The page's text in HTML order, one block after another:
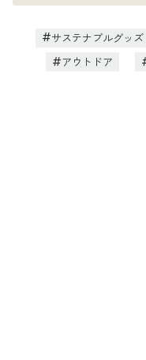
サステナブルグッズ
アウトドア